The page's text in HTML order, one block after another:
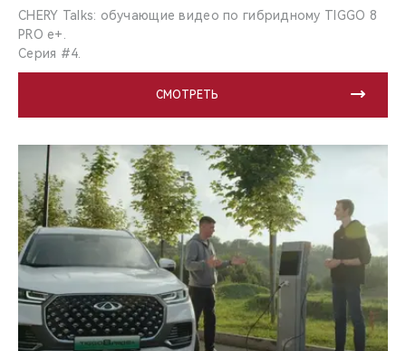
CHERY Talks: обучающие видео по гибридному TIGGO 8
PRO e+.
Серия #4.
СМОТРЕТЬ